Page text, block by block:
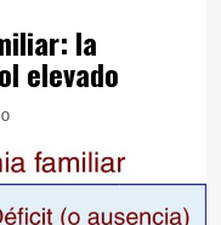
la
elevado
0